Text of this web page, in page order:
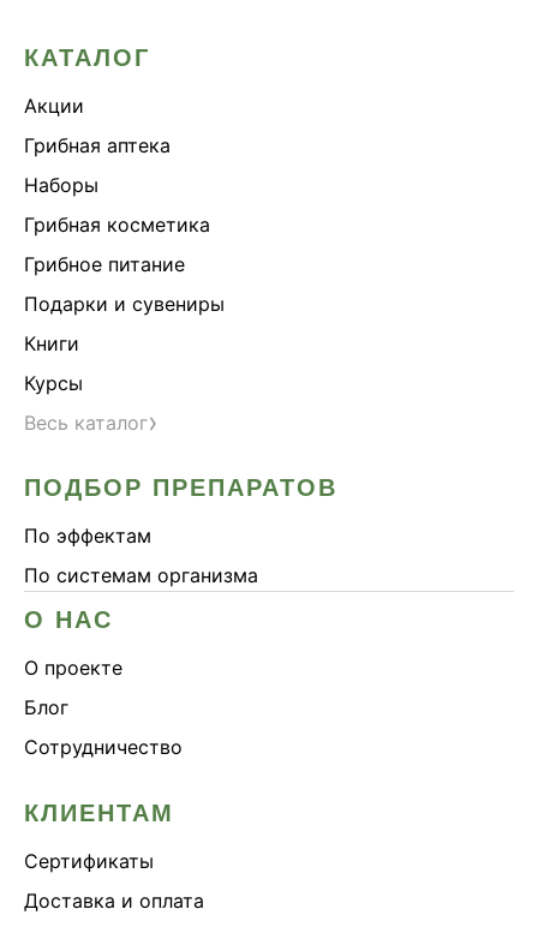
КАТАЛОГ
Акции
Грибная аптека
Наборы
Грибная косметика
Грибное питание
Подарки и сувениры
Книги
Курсы
Весь каталог›
ПОДБОР ПРЕПАРАТОВ
По эффектам
По системам организма
О НАС
О проекте
Блог
Сотрудничество
КЛИЕНТАМ
Сертификаты
Доставка и оплата